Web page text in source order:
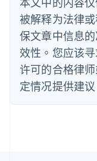
被解释为法律
保文章中信息
效性。您应该
许可的合格律
定情况提供建议
English
德国
DeutschEnglish
法国
FrançaisEnglish
芬兰
EnglishSvenska